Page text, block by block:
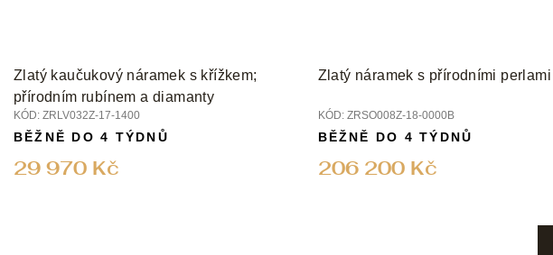
Zlatý kaučukový náramek s křížkem;
přírodním rubínem a diamanty
KÓD: ZRLV032Z-17-1400
29 970 Kč
BĚŽNĚ DO 4 TÝDNŮ
Zlatý náramek s přírodními perlami
KÓD: ZRSO008Z-18-0000B
206 200 Kč
BĚŽNĚ DO 4 TÝDNŮ